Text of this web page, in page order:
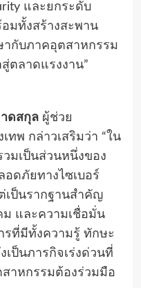
และยกระดับ
มทั้งสร้างสะพาน
ากับภาคอุตสาหกรรม
ตลาดแรงงาน”
ดสกุลผู้ช่วย
ทพ กล่าวเสริมว่า “ใน
มเป็นส่วนหนึ่งของ
ดภัยทางไซเบอร์
เป็นรากฐานสำคัญ
และความเชื่อมั่น
รที่มีทั้งความรู้ ทักษะ
เป็นภารกิจเร่งด่วนที่
าหกรรมต้องร่วมมือ